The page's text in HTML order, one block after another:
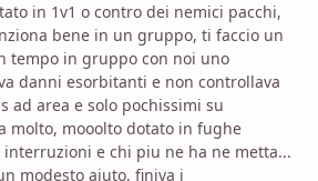
in 1v1 o contro dei nemici pacchi,
bene in un gruppo, ti faccio un
tempo in gruppo con noi uno
danni esorbitanti e non controllava
ad area e solo pochissimi su
molto, mooolto dotato in fughe
e chi piu ne ha ne metta...
modesto aiuto, finiva i